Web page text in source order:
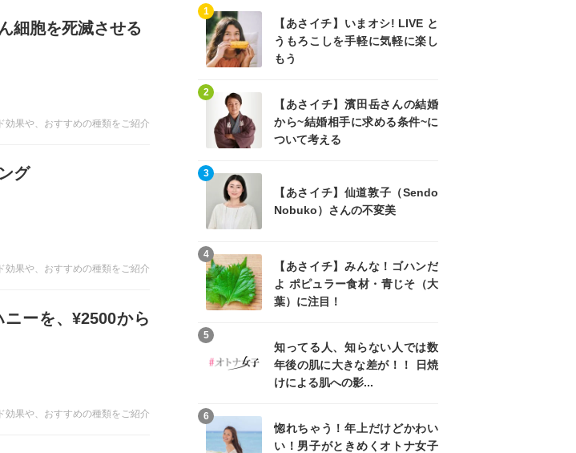
細胞を死滅させる
効果や、おすすめの種類をご紹介
グ
効果や、おすすめの種類をご紹介
ーを、¥2500から
効果や、おすすめの種類をご紹介
【あさイチ】いまオシ! LIVE と
うもろこしを手軽に気軽に楽し
もう
1
【あさイチ】濱田岳さんの結婚
から~結婚相手に求める条件~に
ついて考える
2
【あさイチ】仙道敦子（Sendo
Nobuko）さんの不変美
3
【あさイチ】みんな！ゴハンだ
よ ポピュラー食材・青じそ（大
葉）に注目！
4
知ってる人、知らない人では数
年後の肌に大きな差が！！ 日焼
けによる肌への影...
5
惚れちゃう！年上だけどかわい
い！男子がときめくオトナ女子
6